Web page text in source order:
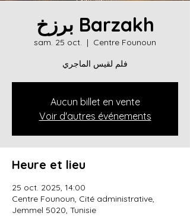
برزخ Barzakh
sam. 25 oct.
  |
Centre Founoun
فلم لقيس الماجري
Aucun billet en vente
Voir d'autres événements
Heure et lieu
25 oct. 2025, 14:00
Centre Founoun, Cité administrative,
Jemmel 5020, Tunisie